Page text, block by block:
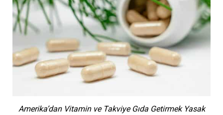
Amerika’dan Vitamin ve Takviye Gıda Getirmek Yasak